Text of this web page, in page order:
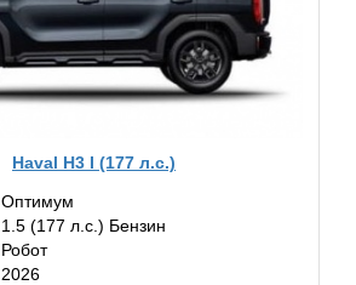
Haval H3 I (177 л.с.)
Оптимум
1.5 (177 л.с.) Бензин
Робот
2026